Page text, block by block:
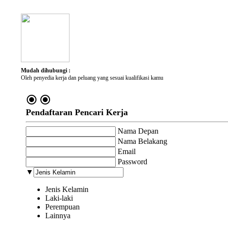
Mudah dihubungi :
Oleh penyedia kerja dan peluang yang sesuai kualifikasi kamu
radio_button_checked radio_button_checked
Pendaftaran Pencari Kerja
Nama Depan
Nama Belakang
Email
Password
▼
Jenis Kelamin
Laki-laki
Perempuan
Lainnya